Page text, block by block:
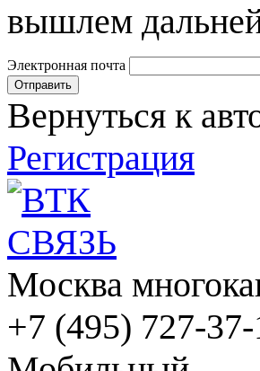
вышлем
Электронная почта
Вернуться к
Регистрация
Москва
+7 (495) 727-